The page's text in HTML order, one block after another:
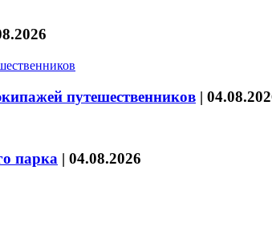
путешественников |
парка | 04.08.2026